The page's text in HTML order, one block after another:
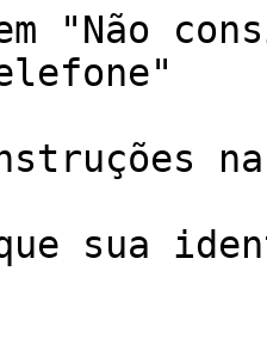
"Não
sua